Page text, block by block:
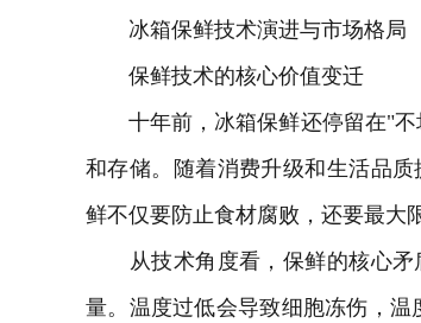
冰箱保鲜技术演进与市场格局
保鲜技术的核心价值变迁
十年前，冰箱保鲜还停留在"不
和存储。随着消费升级和生活品
鲜不仅要防止食材腐败，还要最大
从技术角度看，保鲜的核心矛
量。温度过低会导致细胞冻伤，